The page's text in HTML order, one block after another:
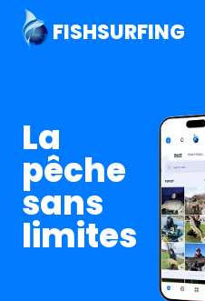
FISHSURFING
La
pêche
sans
limites